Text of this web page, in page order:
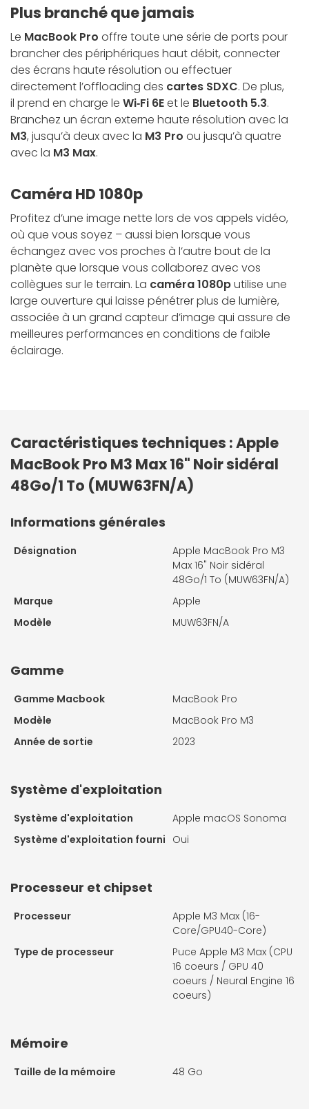
Plus branché que jamais
Le MacBook Pro offre toute une série de ports pour
brancher des périphériques haut débit, connecter
des écrans haute résolution ou effectuer
directement l’offloading des cartes SDXC. De plus,
il prend en charge le Wi‑Fi 6Eet le Bluetooth 5.3.
Branchez un écran externe haute résolution avec la
M3, jusqu’à deux avec la M3 Pro ou jusqu’à quatre
avec la M3 Max.
Caméra HD 1080p
Profitez d’une image nette lors de vos appels vidéo,
où que vous soyez – aussi bien lorsque vous
échangez avec vos proches à l’autre bout de la
planète que lorsque vous collaborez avec vos
collègues sur le terrain. La caméra 1080putilise une
large ouver­ture qui laisse pénétrer plus de lumière,
associée à un grand capteur d’image qui assure de
meilleures performances en conditions de faible
éclairage.
Caractéristiques techniques : Apple
MacBook Pro M3 Max 16" Noir sidéral
48Go/1 To (MUW63FN/A)
Informations générales
Désignation
Apple MacBook Pro M3
Max 16" Noir sidéral
48Go/1 To (MUW63FN/A)
Marque
Apple
Modèle
MUW63FN/A
Gamme
Gamme Macbook
MacBook Pro
Modèle
MacBook Pro M3
Année de sortie
2023
Système d'exploitation
Système d'exploitation
Apple macOS Sonoma
Système d'exploitation fourni Oui
Processeur et chipset
Processeur
Apple M3 Max (16-
Core/GPU40-Core)
Type de processeur
Puce Apple M3 Max (CPU
16 coeurs / GPU 40
coeurs / Neural Engine 16
coeurs)
Mémoire
Taille de la mémoire 48 Go